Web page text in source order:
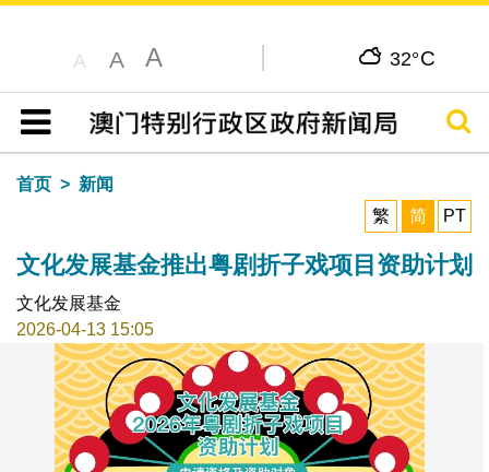
A A A 32°C
目录
搜寻
首页
新闻
繁
简 PT
文化发展基金推出粤剧折子戏项目资助计划
文化发展基金
2026-04-13 15:05